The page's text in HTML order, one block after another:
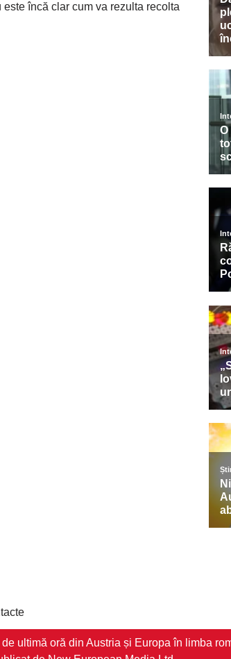
încă clar cum va rezulta recolta
ultimă oră din Austria și Europa în limba